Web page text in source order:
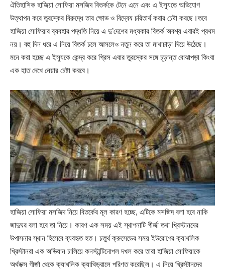
ঐতিহাসিক হাজিয়া সোফিয়া মসজিদ বিতর্ককে টেনে এনে এবং এ ইস্যুতে অভিযোগ
উত্থাপন করে তুরস্কের বিরুদ্ধে তার ক্ষোভ ও বিদ্বেষ চরিতার্থ করার চেষ্টা করছে।তবে
হাজিয়া সোফিয়ার ব্যবহার পদ্ধতি নিয়ে এ দু’দেশের মধ্যকার বিতর্ক অবশ্য এবারই প্রথম
নয়। বহু দিন ধরে এ নিয়ে বিতর্ক চলে আসলেও নতুন করে তা মাথাচাড়া দিয়ে উঠেছে।
মনে করা হচ্ছে এ ইস্যুকে কেন্দ্র করে গ্রিস এবার তুরস্কের সঙ্গে চূড়ান্ত বোঝাপড়া কিংবা
এক হাত দেখে নেয়ার চেষ্টা করবে।
হাজিয়া সোফিয়া মসজিদ নিয়ে বিতর্কের মূল কারণ হচ্ছে, এটিকে মসজিদ বলা হবে নাকি
জাদুঘর বলা হবে তা নিয়ে। কারণ এক সময় এই স্থাপনাটি গীর্জা তথা খ্রিস্টানদের
উপাসনার স্থান হিসেবে ব্যবহৃত হত। চতুর্থ ক্রুসেডের সময় ইউরোপের ক্যাথলিক
খ্রিস্টানরা এক অভিযান চালিয়ে কনস্টান্টিনোপল দখল করে তারা হাজিয়া সোফিয়াকে
অর্থডক্স গীর্জা থেকে ক্যাথলিক ক্যাথিড্রালে পরিণত করেছিল। এ নিয়ে খ্রিস্টানদের